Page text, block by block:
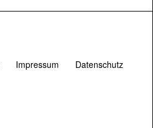
Impressum Datenschutz